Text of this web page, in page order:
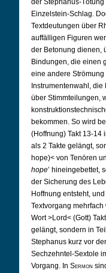
der Stephanus-
Einzelstein-Schlag.
Textdeutungen über
auffälligen Figuren
der Betonung dienen,
Bindungen, die einen
eine andere
Instrumentenwahl,
über Stimmteilungen,
bekommen. So wird
(Hoffnung) Takt 13-14
als 2 Takte gelängt,
hope)< von Tenören
hope’ hineingebettet,
der Sicherung des
Hoffnung entsteht,
Textvorgang
Wort >Lord< (Gott)
gelängt, sondern in
Stephanus kurz vor
Sechzehntel-Sextole
Vorgang. In Sermon